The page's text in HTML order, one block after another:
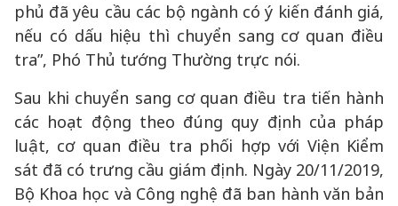
phủ đã yêu cầu các bộ ngành có ý kiến đánh giá,
nếu có dấu hiệu thì chuyển sang cơ quan điều
tra”, Phó Thủ tướng Thường trực nói.
Sau khi chuyển sang cơ quan điều tra tiến hành
các hoạt động theo đúng quy định của pháp
luật, cơ quan điều tra phối hợp với Viện Kiểm
sát đã có trưng cầu giám định. Ngày 20/11/2019,
Bộ Khoa học và Công nghệ đã ban hành văn bản